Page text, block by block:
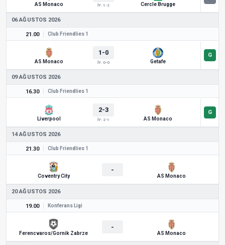
AS Monaco İY: 1-2 Cercle Brugge
06 AĞUSTOS 2026
21.00 Club Friendlies 1
AS Monaco
1-0
İY: 0-0 Getafe
09 AĞUSTOS 2026
16.30 Club Friendlies 1
Liverpool
2-3
İY: 2-1 AS Monaco
14 AĞUSTOS 2026
21.30 Club Friendlies 1
Coventry City
-
AS Monaco
20 AĞUSTOS 2026
19.00 Konferans Ligi
Ferencvaros/Gornik Zabrze
-
AS Monaco